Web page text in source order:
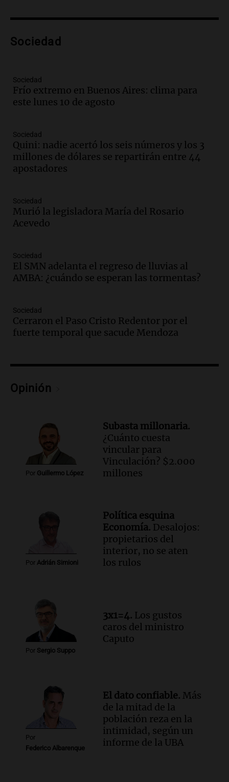
Episodios
investigación internacional sobre asma
Episodios
Audio.Suspenden descuento en SUBE y
aumentan tarifas del SUBTE en Buenos
Episodios
Audio.Kicillof critica la desregulación
financiera y el aumento de la morosidad
Episodios
Audio.La UNT evalúa apelación ante la
Corte Suprema tras fallo que aparta a
Episodios
Audio.El cardenal Ángel Rossi advirtió
Santa Misa
Episodios
Audio.La Bulaya se prepara para el cierre
participación de miles de visitantes
Episodios
fenómeno del Niño
Panorama Federal
Episodios
Audio.
Una mujer de 40 años muere en
un accidente en la Ruta 321 cerca de
Audio.El Tesoro Nacional captura 12
billones de pesos y genera excedente de
liquidez de 4 billones
Panorama Federal
según San Ignacio de Loyola
Panorama Federal
Episodios
Audio.Tormentas y filtraciones: "El
agua entra por donde menos
Episodios
Sociedad
Sociedad
Frío extremo en Buenos Aires: clima para
este lunes 10 de agosto
Sociedad
Quini: nadie acertó los seis números y los 3
millones de dólares se repartirán entre 44
apostadores
Sociedad
Murió la legisladora María del Rosario
Acevedo
Sociedad
El SMN adelanta el regreso de lluvias al
AMBA: ¿cuándo se esperan las tormentas?
Sociedad
Cerraron el Paso Cristo Redentor por el
fuerte temporal que sacude Mendoza
Opinión
Por Guillermo López
Subasta millonaria.
¿Cuánto cuesta
vincular para
Vinculación? $2.000
millones
Por Adrián Simioni
Política esquina
Economía. Desalojos:
propietarios del
interior, no se aten
los rulos
Por Sergio Suppo
3x1=4. Los gustos
caros del ministro
Caputo
Por
Federico Albarenque
El dato confiable. Más
de la mitad de la
población reza en la
intimidad, según un
informe de la UBA